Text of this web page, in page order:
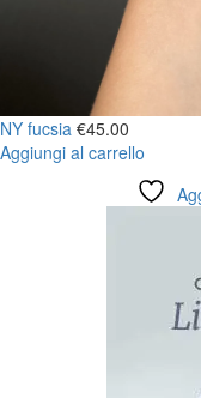
NY fucsia €45.00
Aggiungi al carrello